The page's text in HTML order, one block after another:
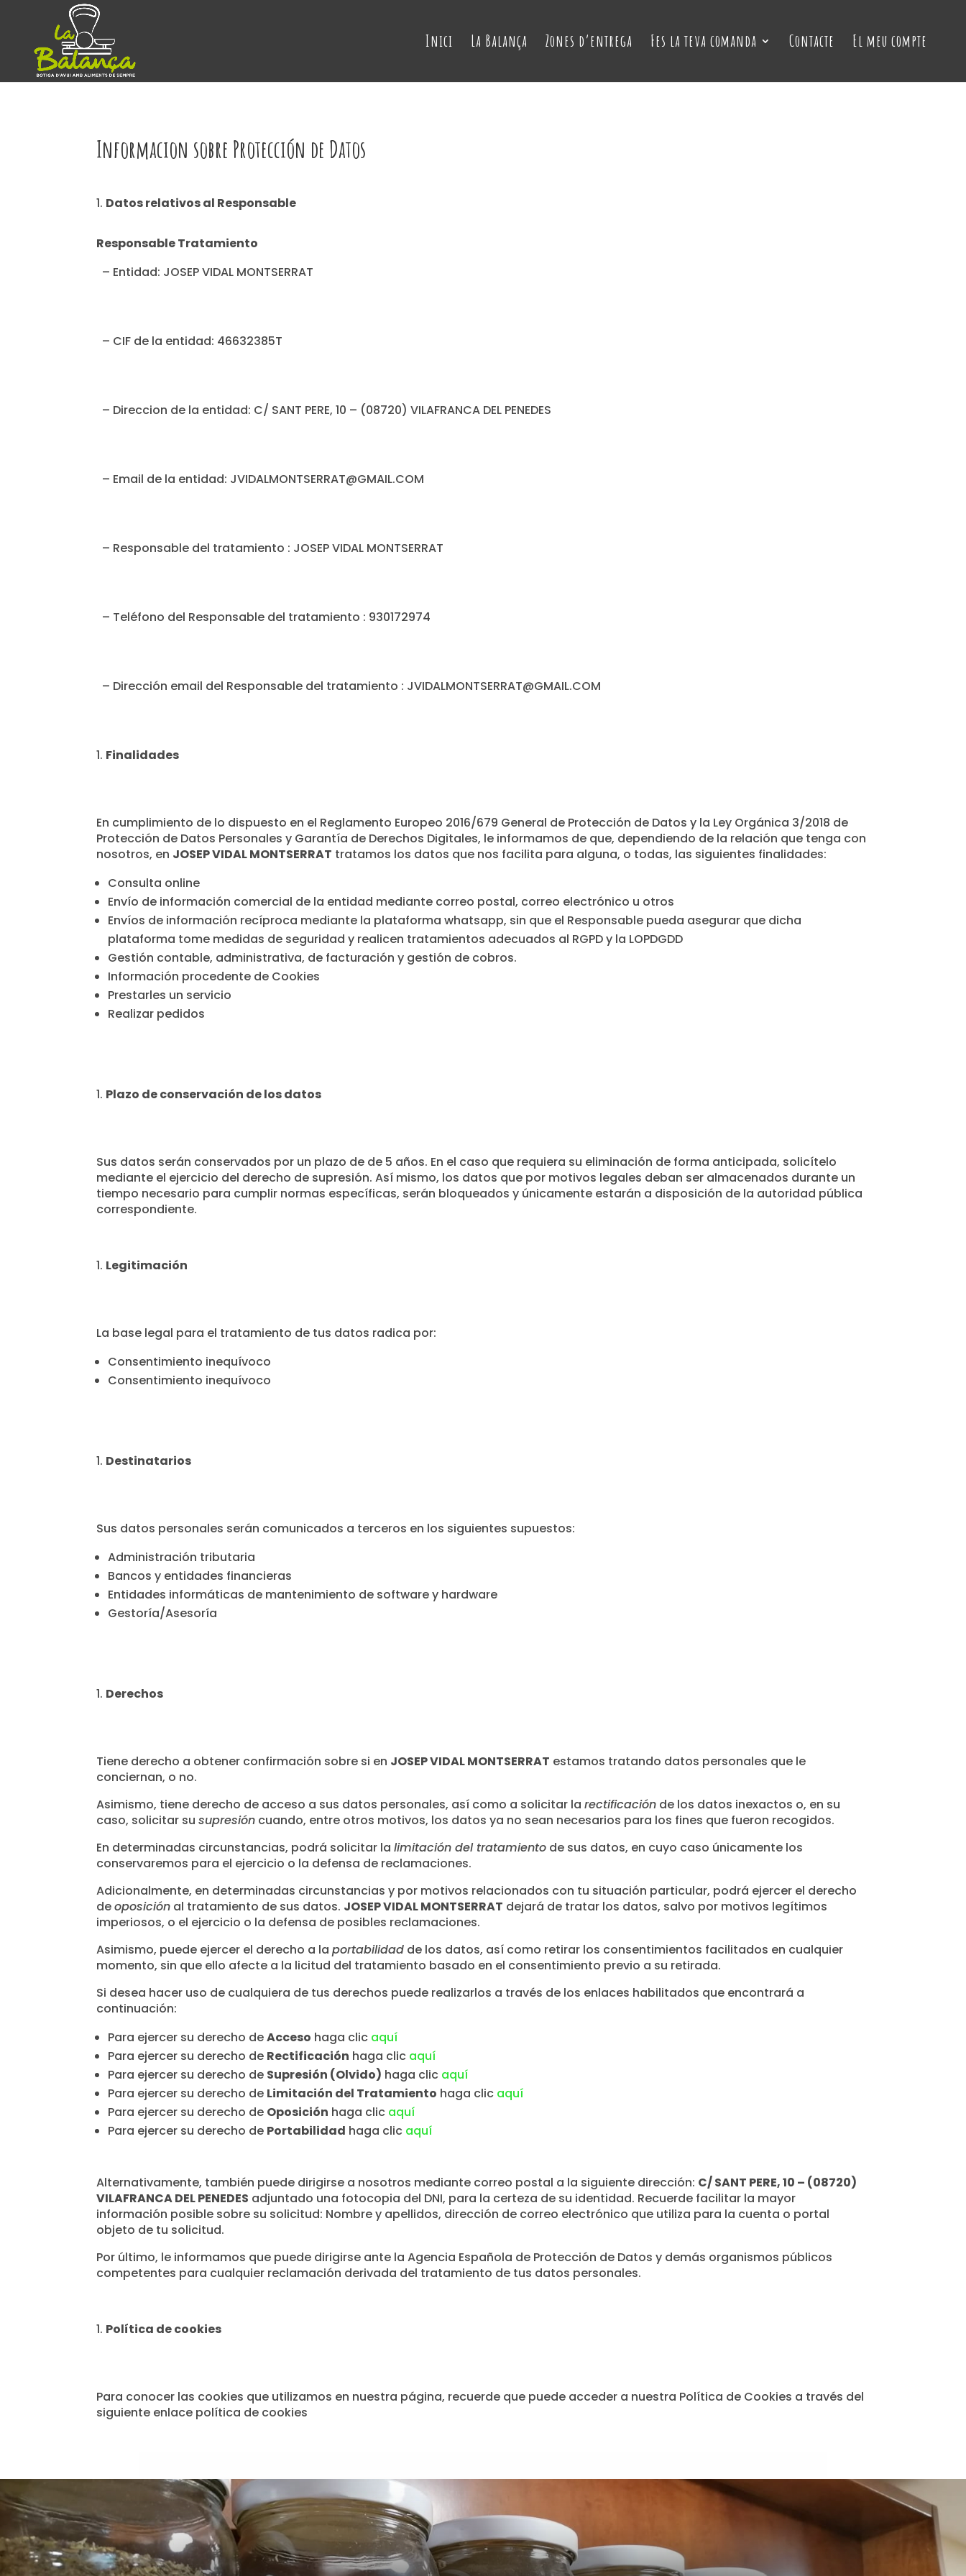
Inici La Balança Zones d’entrega Fes la teva comanda Contacte El meu compte
Informacion sobre Protección de Datos
Datos relativos al Responsable
Responsable Tratamiento
– Entidad: JOSEP VIDAL MONTSERRAT
– CIF de la entidad: 46632385T
– Direccion de la entidad: C/ SANT PERE, 10 – (08720) VILAFRANCA DEL PENEDES
– Email de la entidad: JVIDALMONTSERRAT@GMAIL.COM
– Responsable del tratamiento : JOSEP VIDAL MONTSERRAT
– Teléfono del Responsable del tratamiento : 930172974
– Dirección email del Responsable del tratamiento : JVIDALMONTSERRAT@GMAIL.COM
Finalidades
En cumplimiento de lo dispuesto en el Reglamento Europeo 2016/679 General de Protección de Datos y la Ley Orgánica 3/2018 de
Protección de Datos Personales y Garantía de Derechos Digitales, le informamos de que, dependiendo de la relación que tenga con
nosotros, en JOSEP VIDAL MONTSERRAT tratamos los datos que nos facilita para alguna, o todas, las siguientes finalidades:
Consulta online
Envío de información comercial de la entidad mediante correo postal, correo electrónico u otros
Envíos de información recíproca mediante la plataforma whatsapp, sin que el Responsable pueda asegurar que dicha
plataforma tome medidas de seguridad y realicen tratamientos adecuados al RGPD y la LOPDGDD
Gestión contable, administrativa, de facturación y gestión de cobros.
Información procedente de Cookies
Prestarles un servicio
Realizar pedidos
Plazo de conservación de los datos
Sus datos serán conservados por un plazo de de 5 años. En el caso que requiera su eliminación de forma anticipada, solicítelo
mediante el ejercicio del derecho de supresión. Así mismo, los datos que por motivos legales deban ser almacenados durante un
tiempo necesario para cumplir normas específicas, serán bloqueados y únicamente estarán a disposición de la autoridad pública
correspondiente.
Legitimación
La base legal para el tratamiento de tus datos radica por:
Consentimiento inequívoco
Consentimiento inequívoco
Destinatarios
Sus datos personales serán comunicados a terceros en los siguientes supuestos:
Administración tributaria
Bancos y entidades financieras
Entidades informáticas de mantenimiento de software y hardware
Gestoría/Asesoría
Derechos
Tiene derecho a obtener confirmación sobre si en JOSEP VIDAL MONTSERRAT estamos tratando datos personales que le
conciernan, o no.
Asimismo, tiene derecho de acceso a sus datos personales, así como a solicitar la rectificación de los datos inexactos o, en su
caso, solicitar su supresión cuando, entre otros motivos, los datos ya no sean necesarios para los fines que fueron recogidos.
En determinadas circunstancias, podrá solicitar la limitación del tratamiento de sus datos, en cuyo caso únicamente los
conservaremos para el ejercicio o la defensa de reclamaciones.
Adicionalmente, en determinadas circunstancias y por motivos relacionados con tu situación particular, podrá ejercer el derecho
deoposición al tratamiento de sus datos. JOSEP VIDAL MONTSERRAT dejará de tratar los datos, salvo por motivos legítimos
imperiosos, o el ejercicio o la defensa de posibles reclamaciones.
Asimismo, puede ejercer el derecho a la portabilidad de los datos, así como retirar los consentimientos facilitados en cualquier
momento, sin que ello afecte a la licitud del tratamiento basado en el consentimiento previo a su retirada.
Si desea hacer uso de cualquiera de tus derechos puede realizarlos a través de los enlaces habilitados que encontrará a
continuación:
Para ejercer su derecho deAcceso haga clic aquí
Para ejercer su derecho de Rectificación haga clic aquí
Para ejercer su derecho de Supresión (Olvido) haga clic aquí
Para ejercer su derecho de Limitación del Tratamiento haga clic aquí
Para ejercer su derecho de Oposición haga clic aquí
Para ejercer su derecho de Portabilidad haga clic aquí
Alternativamente, también puede dirigirse a nosotros mediante correo postal a la siguiente dirección: C/ SANT PERE, 10 – (08720)
VILAFRANCA DEL PENEDES adjuntado una fotocopia del DNI, para la certeza de su identidad. Recuerde facilitar la mayor
información posible sobre su solicitud: Nombre y apellidos, dirección de correo electrónico que utiliza para la cuenta o portal
objeto de tu solicitud.
Por último, le informamos que puede dirigirse ante la Agencia Española de Protección de Datos y demás organismos públicos
competentes para cualquier reclamación derivada del tratamiento de tus datos personales.
Política de cookies
Para conocer las cookies que utilizamos en nuestra página, recuerde que puede acceder a nuestra Política de Cookies a través del
siguiente enlace política de cookies